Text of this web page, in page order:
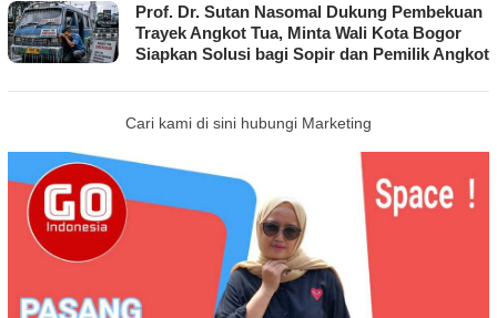
Prof. Dr. Sutan Nasomal Dukung Pembekuan
Trayek Angkot Tua, Minta Wali Kota Bogor
Siapkan Solusi bagi Sopir dan Pemilik Angkot
Cari kami di sini hubungi Marketing